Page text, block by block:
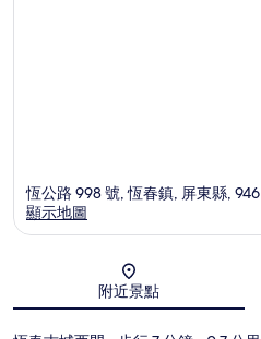
恆公路 998 號, 恆春鎮, 屏東縣, 946
顯示地圖
附近景點